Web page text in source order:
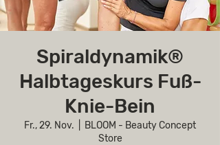
Spiraldynamik®
Halbtageskurs Fuß-
Knie-Bein
Fr., 29. Nov.
BLOOM - Beauty Concept
Store